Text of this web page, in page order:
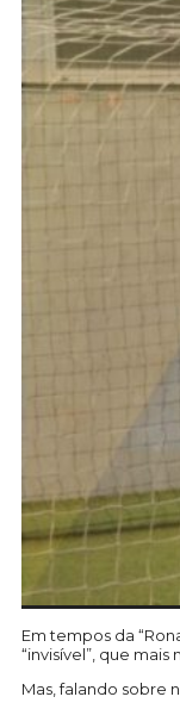
Em tempos da
“invisível”, que
Mas, falando sobre